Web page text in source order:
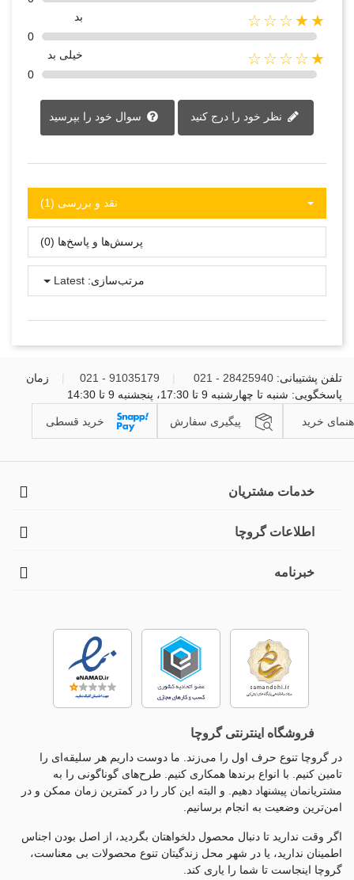
★★☆☆☆
بد
0
★☆☆☆☆
خیلی بد
0
سوال خود را بپرسید
نقد و بررسی‌‌ (1)
پرسش‌ها و پاسخ‌ها (0)
مرتب‌سازی: Latest
تلفن پشتیبانی: 28425940 - 021
91035179 - 021
زمان
پاسخگویی: شنبه تا چهارشنبه 9 تا 17:30، پنجشنبه 9 تا 14:30
خرید پیگیری سفارش خرید قسطی
خدمات مشتریان
اطلاعات گروچا
خبرنامه
فروشگاه اینترنتی گروچا
در گروچا تنوع حرف اول را می‌زند. ما دوست داریم هر سلیقه‌ای را
تامین کنیم. با انواع برندها همکاری کنیم. طرح‌های گوناگونی را به
مشتریانمان پیشنهاد دهیم. و البته این کار را در کمترین زمان ممکن و در
امن‌ترین وضعیت به انجام برسانیم.
اگر وقت ندارید تا دنبال محصول دلخواهتان بگردید، از اصل بودن اجناس
اطمینان ندارید، یا در شهر محل زندگیتان تنوع محصولات بی معناست،
گروچا اینجاست تا شما را یاری کند.